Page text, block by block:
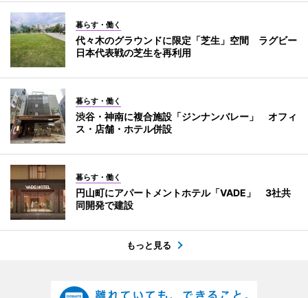
暮らす・働く
代々木のグラウンドに限定「芝生」空間 ラグビー
日本代表戦の芝生を再利用
暮らす・働く
渋谷・神南に複合施設「ジンナンバレー」 オフィ
ス・店舗・ホテル併設
暮らす・働く
円山町にアパートメントホテル「VADE」 3社共
同開発で建設
もっと見る